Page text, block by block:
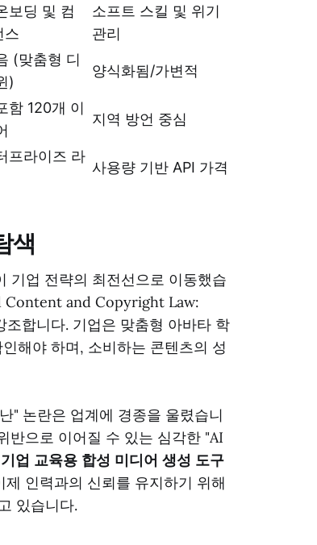
보딩 및 컴
스
소프트 스킬 및 위기
관리
(맞춤형 디
)
양식화됨/가변적
함 120개 이
지역 방언 중심
프라이즈 라
사용량 기반 API 가격
색
기업 전략의 최전선으로 이동했습
Content and Copyright Law:
합니다. 기업은 맞춤형 아바타 학
해야 하며, 소비하는 콘텐츠의 성
" 논란은 업계에 경종을 울렸습니
반으로 이어질 수 있는 심각한 "AI
기업 교육용 합성 미디어 생성 도구
인력과의 신뢰를 유지하기 위해
있습니다.